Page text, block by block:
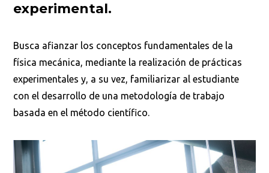
experimental.
Busca afianzar los conceptos fundamentales de la
física mecánica, mediante la realización de prácticas
experimentales y, a su vez, familiarizar al estudiante
con el desarrollo de una metodología de trabajo
basada en el método científico.